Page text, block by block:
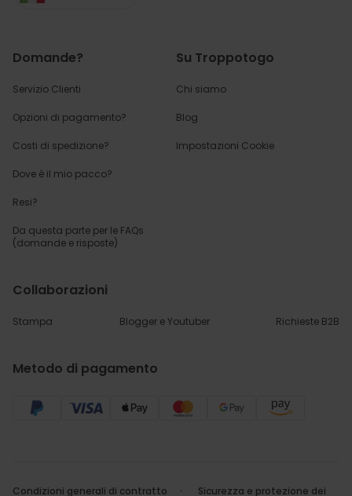
Domande?
Servizio Clienti
Opzioni di pagamento?
Costi di spedizione?
Dove è il mio pacco?
Resi?
Da questa parte per le FAQs
(domande e risposte)
Su Troppotogo
Chi siamo
Blog
Impostazioni Cookie
Collaborazioni
Stampa Blogger e Youtuber Richieste B2B
Metodo di pagamento
Condizioni generali di contratto Sicurezza e protezione dei